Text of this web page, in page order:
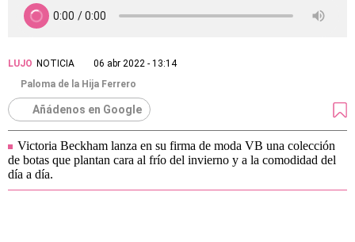
LUJO NOTICIA
06 abr 2022 - 13:14
Paloma de la Hija Ferrero
Añádenos en Google
Victoria Beckham lanza en su firma de moda VB una colección
de botas que plantan cara al frío del invierno y a la comodidad del
día a día.